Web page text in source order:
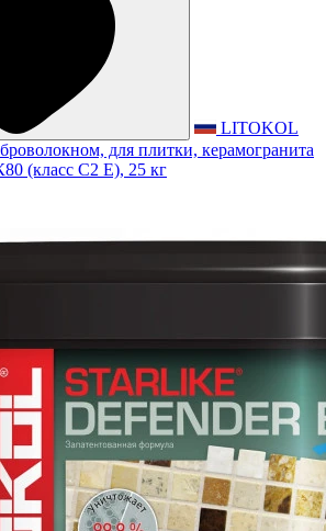
LITOKOL
для плитки, керамогранита
(класс С2 E), 25 кг